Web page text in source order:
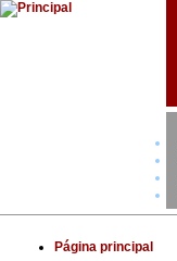
Página principal